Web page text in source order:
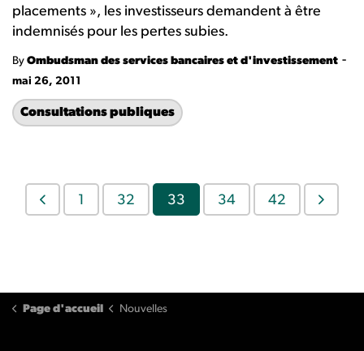
placements », les investisseurs demandent à être
indemnisés pour les pertes subies.
By Ombudsman des services bancaires et d'investissement -
mai 26, 2011
Consultations publiques
1 32 33 34 42
Page d'accueil Nouvelles